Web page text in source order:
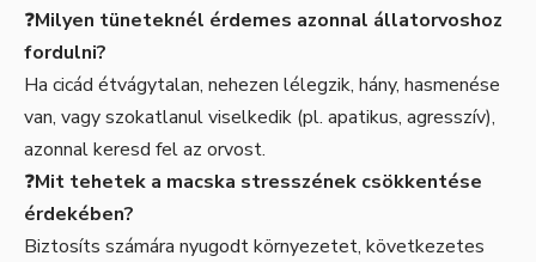
❓Milyen tüneteknél érdemes azonnal állatorvoshoz
fordulni?
Ha cicád étvágytalan, nehezen lélegzik, hány, hasmenése
van, vagy szokatlanul viselkedik (pl. apatikus, agresszív),
azonnal keresd fel az orvost.
❓Mit tehetek a macska stresszének csökkentése
érdekében?
Biztosíts számára nyugodt környezetet, következetes